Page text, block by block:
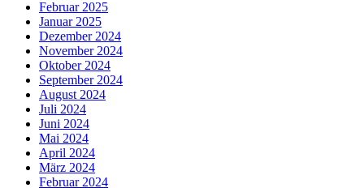
Februar 2025
Januar 2025
Dezember 2024
November 2024
Oktober 2024
September 2024
August 2024
Juli 2024
Juni 2024
Mai 2024
April 2024
März 2024
Februar 2024